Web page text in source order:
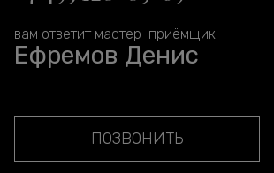
вам ответит мастер-приёмщик
Ефремов Денис
ПОЗВОНИТЬ